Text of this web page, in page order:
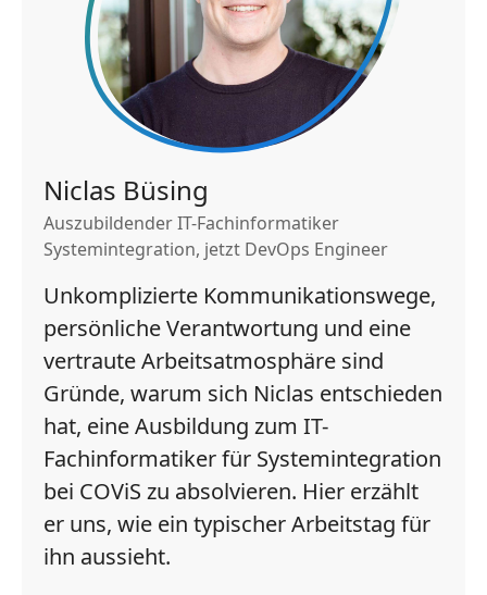
Niclas Büsing
Auszubildender IT-Fachinformatiker
Systemintegration, jetzt DevOps Engineer
Unkomplizierte Kommunikationswege,
persönliche Verantwortung und eine
vertraute Arbeitsatmosphäre sind
Gründe, warum sich Niclas entschieden
hat, eine Ausbildung zum IT-
Fachinformatiker für Systemintegration
bei COViS zu absolvieren. Hier erzählt
er uns, wie ein typischer Arbeitstag für
ihn aussieht.